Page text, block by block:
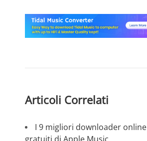
Articoli Correlati
I 9 migliori downloader online